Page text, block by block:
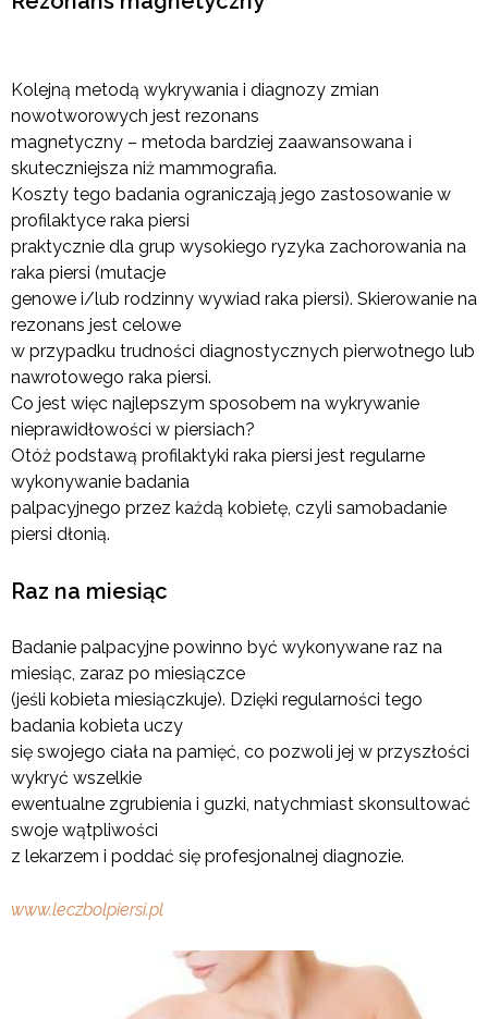
Kolejną metodą wykrywania i diagnozy zmian
nowotworowych jest rezonans
magnetyczny – metoda bardziej zaawansowana i
skuteczniejsza niż mammografia.
Koszty tego badania ograniczają jego zastosowanie w
profilaktyce raka piersi
praktycznie dla grup wysokiego ryzyka zachorowania na
raka piersi (mutacje
genowe i/lub rodzinny wywiad raka piersi). Skierowanie na
rezonans jest celowe
w przypadku trudności diagnostycznych pierwotnego lub
nawrotowego raka piersi.
Co jest więc najlepszym sposobem na wykrywanie
nieprawidłowości w piersiach?
Otóż podstawą profilaktyki raka piersi jest regularne
wykonywanie badania
palpacyjnego przez każdą kobietę, czyli samobadanie
piersi dłonią.
Raz na miesiąc
Badanie palpacyjne powinno być wykonywane raz na
miesiąc, zaraz po miesiączce
(jeśli kobieta miesiączkuje). Dzięki regularności tego
badania kobieta uczy
się swojego ciała na pamięć, co pozwoli jej w przyszłości
wykryć wszelkie
ewentualne zgrubienia i guzki, natychmiast skonsultować
swoje wątpliwości
z lekarzem i poddać się profesjonalnej diagnozie.
www.leczbolpiersi.pl